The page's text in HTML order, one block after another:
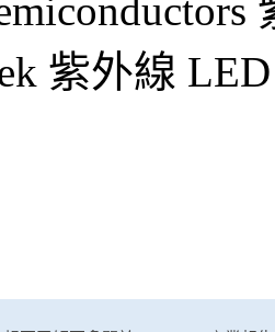
紫外線